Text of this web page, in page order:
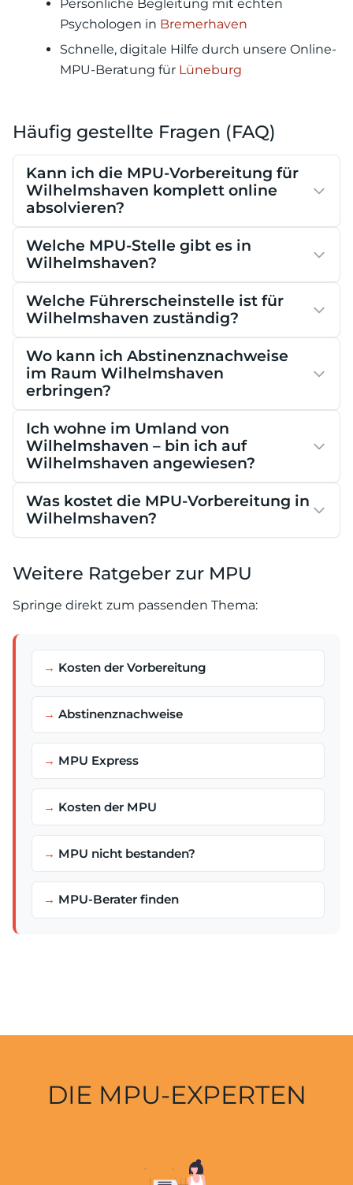
Persönliche Begleitung mit echten
Psychologen in Bremerhaven
Schnelle, digitale Hilfe durch unsere Online-
MPU-Beratung für Lüneburg
Häufig gestellte Fragen (FAQ)
Kann ich die MPU-Vorbereitung für
Wilhelmshaven komplett online
absolvieren?
Welche MPU-Stelle gibt es in
Wilhelmshaven?
Welche Führerscheinstelle ist für
Wilhelmshaven zuständig?
Wo kann ich Abstinenznachweise
im Raum Wilhelmshaven
erbringen?
Ich wohne im Umland von
Wilhelmshaven – bin ich auf
Wilhelmshaven angewiesen?
Was kostet die MPU-Vorbereitung in
Wilhelmshaven?
Weitere Ratgeber zur MPU
Springe direkt zum passenden Thema:
Kosten der Vorbereitung
Abstinenznachweise
MPU Express
Kosten der MPU
MPU nicht bestanden?
MPU-Berater finden
DIE MPU-EXPERTEN